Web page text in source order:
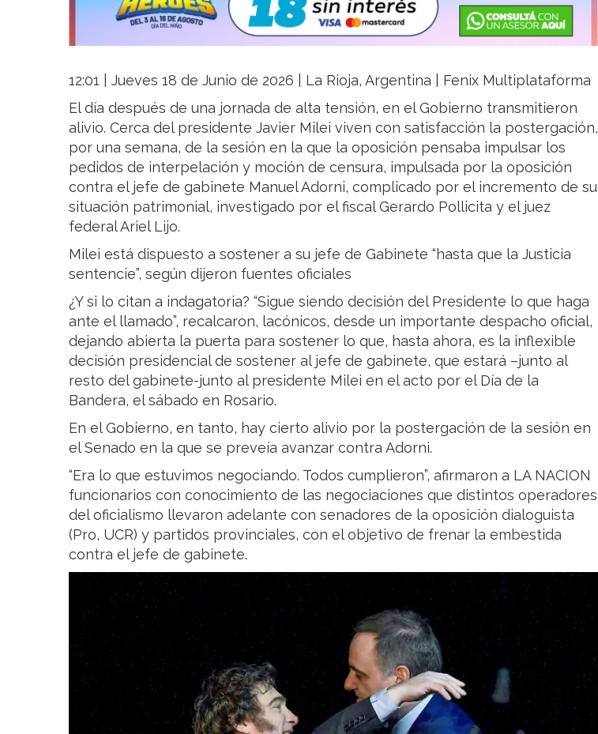
12:01 | Jueves 18 de Junio de 2026 | La Rioja, Argentina | Fenix Multiplataforma
El día después de una jornada de alta tensión, en el Gobierno transmitieron
alivio. Cerca del presidente Javier Milei viven con satisfacción la postergación,
por una semana, de la sesión en la que la oposición pensaba impulsar los
pedidos de interpelación y moción de censura, impulsada por la oposición
contra el jefe de gabinete Manuel Adorni, complicado por el incremento de su
situación patrimonial, investigado por el fiscal Gerardo Pollicita y el juez
federal Ariel Lijo.
Milei está dispuesto a sostener a su jefe de Gabinete “hasta que la Justicia
sentencie”, según dijeron fuentes oficiales
¿Y si lo citan a indagatoria? “Sigue siendo decisión del Presidente lo que haga
ante el llamado”, recalcaron, lacónicos, desde un importante despacho oficial,
dejando abierta la puerta para sostener lo que, hasta ahora, es la inflexible
decisión presidencial de sostener al jefe de gabinete, que estará –junto al
resto del gabinete-junto al presidente Milei en el acto por el Día de la
Bandera, el sábado en Rosario.
En el Gobierno, en tanto, hay cierto alivio por la postergación de la sesión en
el Senado en la que se preveía avanzar contra Adorni.
“Era lo que estuvimos negociando. Todos cumplieron”, afirmaron a LA NACION
funcionarios con conocimiento de las negociaciones que distintos operadores
del oficialismo llevaron adelante con senadores de la oposición dialoguista
(Pro, UCR) y partidos provinciales, con el objetivo de frenar la embestida
contra el jefe de gabinete.